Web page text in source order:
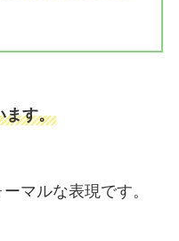
ます。
マルな表現です。